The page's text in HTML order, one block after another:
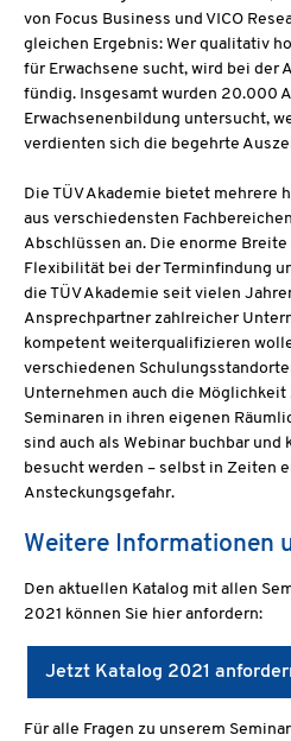
von Focus Business und VICO
gleichen Ergebnis: Wer qualitativ
für Erwachsene sucht, wird bei der
fündig. Insgesamt wurden 20.000
Erwachsenenbildung untersucht,
verdienten sich die begehrte
Die TÜV Akademie bietet mehrere
aus verschiedensten
Abschlüssen an. Die enorme
Flexibilität bei der Terminfindung
die TÜV Akademie seit vielen
Ansprechpartner zahlreicher
kompetent weiterqualifizieren
verschiedenen
Unternehmen auch die
Seminaren in ihren eigenen
sind auch als Webinar buchbar
besucht werden – selbst in Zeiten
Ansteckungsgefahr.
Weitere Informationen
Den aktuellen Katalog mit allen
2021 können Sie hier anfordern:
Jetzt Katalog 2021
Für alle Fragen zu unserem